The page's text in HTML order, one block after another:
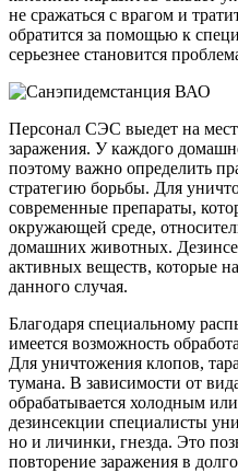
не сражаться с врагом и
обратится за помощью к
серьезнее становится
Персонал СЭС выедет на
заражения. У каждого
поэтому важно определить
стратегию борьбы. Для
современные препараты,
окружающей среде,
домашних животных.
активных веществ, которые
данного случая.
Благодаря специальному
имеется возможность
Для уничтожения клопов,
тумана. В зависимости от
обрабатывается холодным
дезинсекции специалисты
но и личинки, гнезда. Это
повторение заражения в